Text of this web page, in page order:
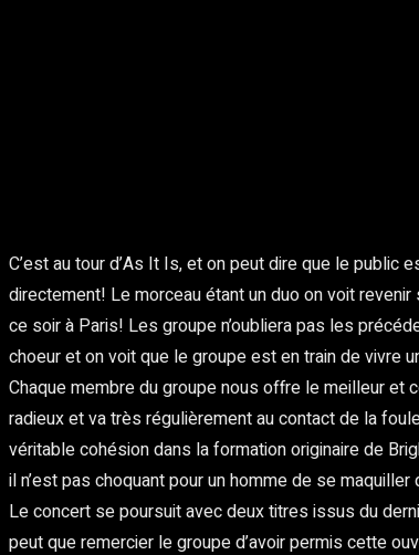
C’est au tour d’As It Is, et on peut dire que le
directement! Le morceau étant un duo on voit
ce soir à Paris! Les groupe n’oubliera pas les
choeur et on voit que le groupe est en train de vivre
Chaque membre du groupe nous offre le meilleur et
radieux et va très régulièrement au contact de la
véritable cohésion dans la formation originaire de
il n’est pas choquant pour un homme de se
Le concert se poursuit avec deux titres issus du
peut que remercier le groupe d’avoir permis cette